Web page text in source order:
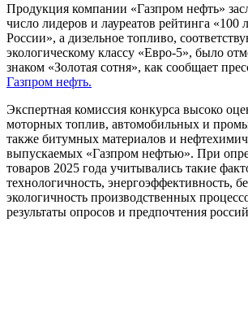
Продукция компании «Газпром нефть»
число лидеров и лауреатов рейтинга «100
России», а дизельное топливо,
экологическому классу «Евро-5», было
знаком «Золотая сотня», как сообщает
Газпром нефть.
Экспертная комиссия конкурса высоко
моторных топлив, автомобильных и
также битумных материалов и
выпускаемых «Газпром нефтью». При
товаров 2025 года учитывались такие
технологичность, энергоэффективность,
экологичность производственных
результаты опросов и предпочтения